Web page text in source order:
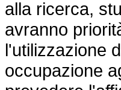
alla ricerca,
avranno
l'utilizzazione
occupazione